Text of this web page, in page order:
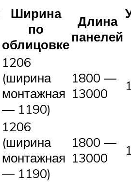
Ширина
по
облицовке
Длина
панелей
1206
(ширина
монтажная
— 1190)
1800 —
13000
1206
(ширина
монтажная
— 1190)
1800 —
13000